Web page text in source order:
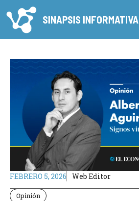
al
contenido
SINAPSIS INFORMATIVA
FEBRERO 5, 2026 Web Editor
Opinión